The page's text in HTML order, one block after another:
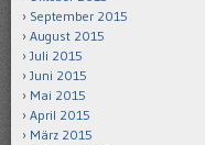
September 2015
August 2015
Juli 2015
Juni 2015
Mai 2015
April 2015
März 2015